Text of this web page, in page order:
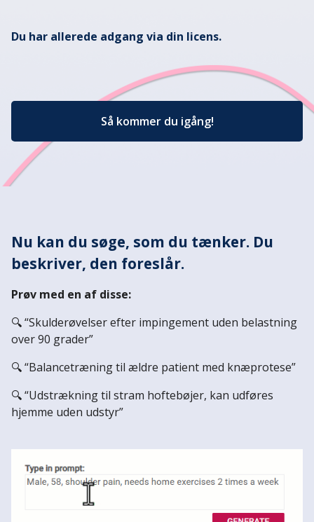
Du har allerede adgang via din licens.
Så kommer du igång!
Nu kan du søge, som du tænker. Du
beskriver, den foreslår.
Prøv med en af disse:
🔍 “Skulderøvelser efter impingement uden belastning
over 90 grader”
🔍 “Balancetræning til ældre patient med knæprotese”
🔍 “Udstrækning til stram hoftebøjer, kan udføres
hjemme uden udstyr”